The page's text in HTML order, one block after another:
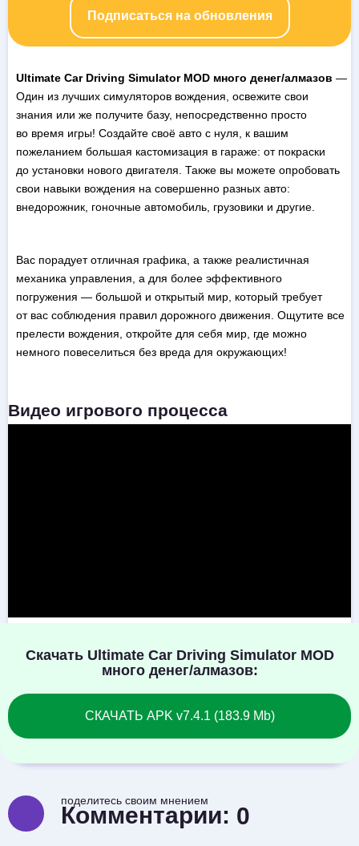
Подписаться на обновления
Ultimate Car Driving Simulator MOD много денег/алмазов —
Один из лучших симуляторов вождения, освежите свои
знания или же получите базу, непосредственно просто
во время игры! Создайте своё авто с нуля, к вашим
пожеланием большая кастомизация в гараже: от покраски
до установки нового двигателя. Также вы можете опробовать
свои навыки вождения на совершенно разных авто:
внедорожник, гоночные автомобиль, грузовики и другие.
Вас порадует отличная графика, а также реалистичная
механика управления, а для более эффективного
погружения — большой и открытый мир, который требует
от вас соблюдения правил дорожного движения. Ощутите все
прелести вождения, откройте для себя мир, где можно
немного повеселиться без вреда для окружающих!
Видео игрового процесса
Скачать Ultimate Car Driving Simulator MOD
много денег/алмазов:
СКАЧАТЬ APK v7.4.1 (183.9 Mb)
поделитесь своим мнением
Комментарии: 0